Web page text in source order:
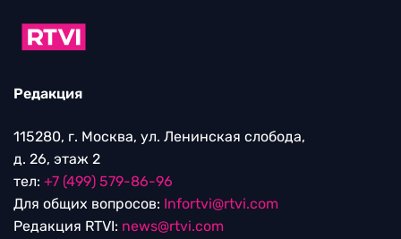
Редакция
115280, г. Москва, ул. Ленинская слобода,
д. 26, этаж 2
тел: +7 (499) 579-86-96
Для общих вопросов: Infortvi@rtvi.com
Редакция RTVI: news@rtvi.com